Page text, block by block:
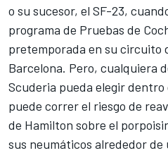
o su sucesor, el SF-23,
programa de Pruebas de
pretemporada en su circuito
Barcelona. Pero, cualquiera
Scuderia pueda elegir
puede correr el riesgo de
de Hamilton sobre el
sus neumáticos alrededor de